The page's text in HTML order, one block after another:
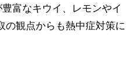
富なキウイ、レモンやイ
の観点からも熱中症対策に